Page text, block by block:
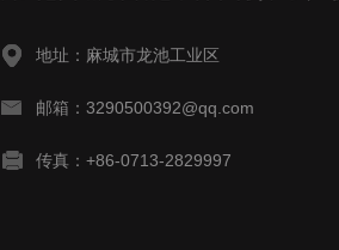
地址：麻城市龙池工业区
邮箱：3290500392@qq.com
传真：+86-0713-2829997